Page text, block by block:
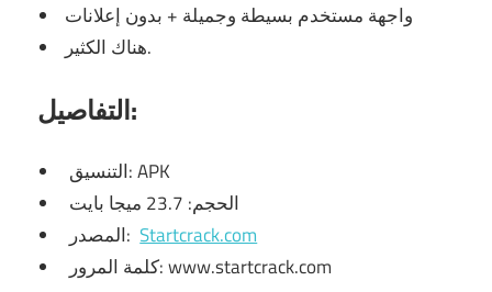
واجهة مستخدم بسيطة وجميلة + بدون إعلانات
هناك الكثير.
التفاصيل:
التنسيق: APK
الحجم: 23.7 ميجا بايت
المصدر:Startcrack.com
كلمة المرور: www.startcrack.com